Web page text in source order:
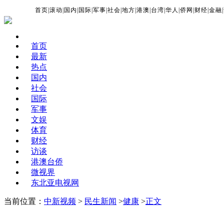
首页 |滚动 国内 国际 |军事 |社会 |地方 |港澳 台湾 |华人 |侨网 财经 |金融 |
首页
最新
热点
国内
社会
国际
军事
文娱
体育
财经
访谈
港澳台侨
微视界
东北亚电视网
当前位置： 中新视频 > 民生新闻 >健康 >正文